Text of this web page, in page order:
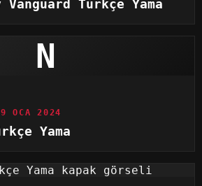
Türkçe Yama
N
OCA 2024
Yama